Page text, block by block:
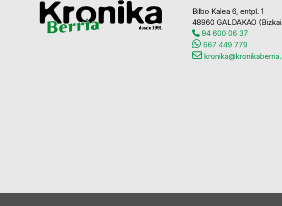
Bilbo Kalea 6, entpl. 1
48960 GALDAKAO
94 600 06 37
667 449 779